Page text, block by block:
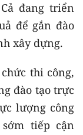
đang triển
để gắn đào
xây dựng.
thi công,
đào tạo trực
lượng công
tiếp cận